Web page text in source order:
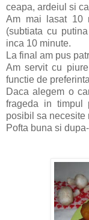
ceapa, ardeiul si
Am mai lasat 10
(subtiata cu
inca 10 minute.
La final am pus
Am servit cu
functie de
Daca alegem o
frageda in timpul
posibil sa necesite
Pofta buna si